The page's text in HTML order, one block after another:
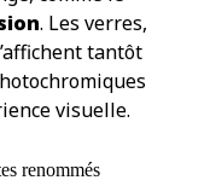
. Les verres,
tantôt
visuelle.
renommés